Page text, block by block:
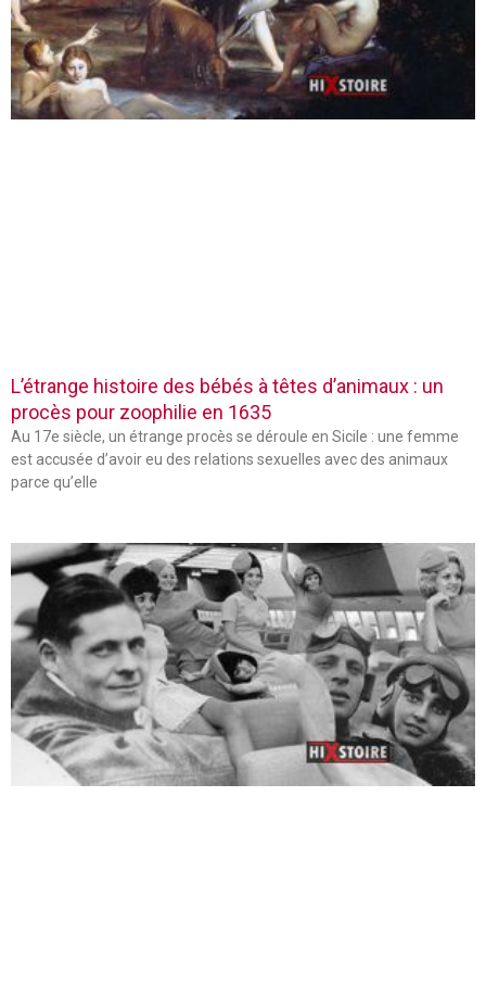
L’étrange histoire des bébés à têtes d’animaux : un
procès pour zoophilie en 1635
Au 17e siècle, un étrange procès se déroule en Sicile : une femme
est accusée d’avoir eu des relations sexuelles avec des animaux
parce qu’elle